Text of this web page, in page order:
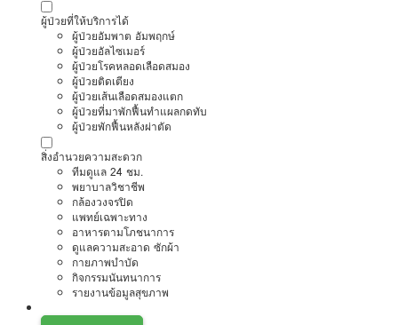
ผู้ป่วยที่ให้บริการได้
ผู้ป่วยอัมพาต อัมพฤกษ์
ผู้ป่วยอัลไซเมอร์
ผู้ป่วยโรคหลอดเลือดสมอง
ผู้ป่วยติดเตียง
ผู้ป่วยเส้นเลือดสมองแตก
ผู้ป่วยที่มาพักฟื้นทำแผลกดทับ
ผู้ป่วยพักฟื้นหลังผ่าตัด
สิ่งอำนวยความสะดวก
ทีมดูแล 24 ชม.
พยาบาลวิชาชีพ
กล้องวงจรปิด
แพทย์เฉพาะทาง
อาหารตามโภชนาการ
ดูแลความสะอาด ซักผ้า
กายภาพบำบัด
กิจกรรมนันทนาการ
รายงานข้อมูลสุขภาพ